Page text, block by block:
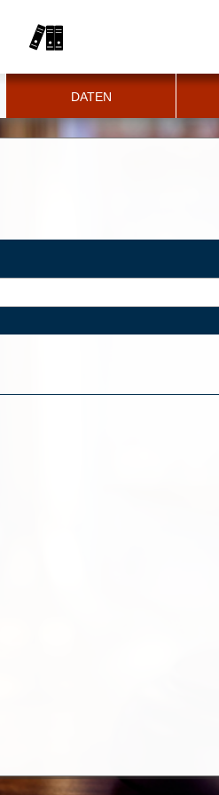
DATEN